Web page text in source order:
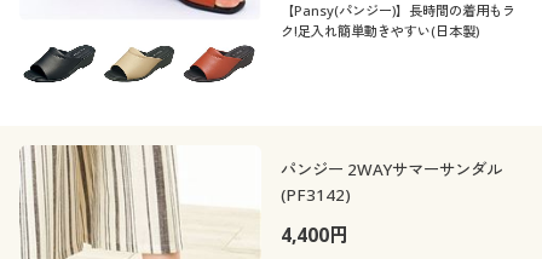
大きいサイズ レディース下着
大きいサイズ メンズ
バーゲンセール
シークレットセール
詳細検索
商品カテゴリ一覧
カタログ
レディースサ
イズ
S M
ズ
21.5
24.5
【Pansy(パンジー)】長時間の着用もラ
ク!足入れ簡単動きやすい(日本製)
パンジー 2WAYサマーサンダル
(PF3142)
4,400円